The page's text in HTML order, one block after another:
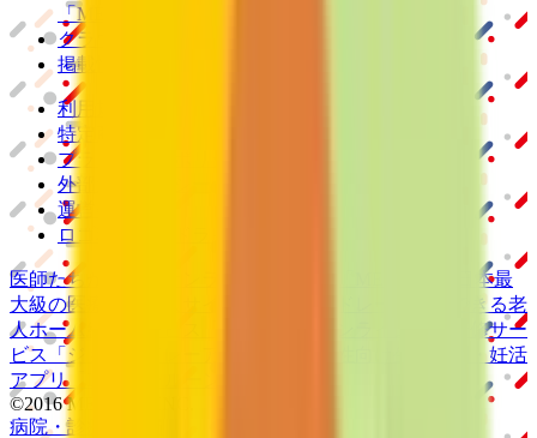
「MEDIXS」
クラウド歯科業務
掲載情報の修正・削除はこちら
利用規約
特定商取引法に基づく表記
プライバシーポリシー
外部送信ポリシー
運営会社
ロゴ利用ガイドライン
医師たちがつくる
日本最
大級の医療介護求人サイト 納得できる老
人ホーム紹介サービス
動画研修サー
ビス
「ジョブメドレー
生理予測・妊活
アプリ「Lalune(ラルーン)」
©2016 MEDLEY, INC.
病院・診療所